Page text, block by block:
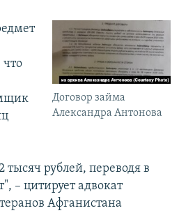
Договор займа
Александра Антонова
что
тысяч рублей, переводя в
– цитирует адвокат
Афганистана